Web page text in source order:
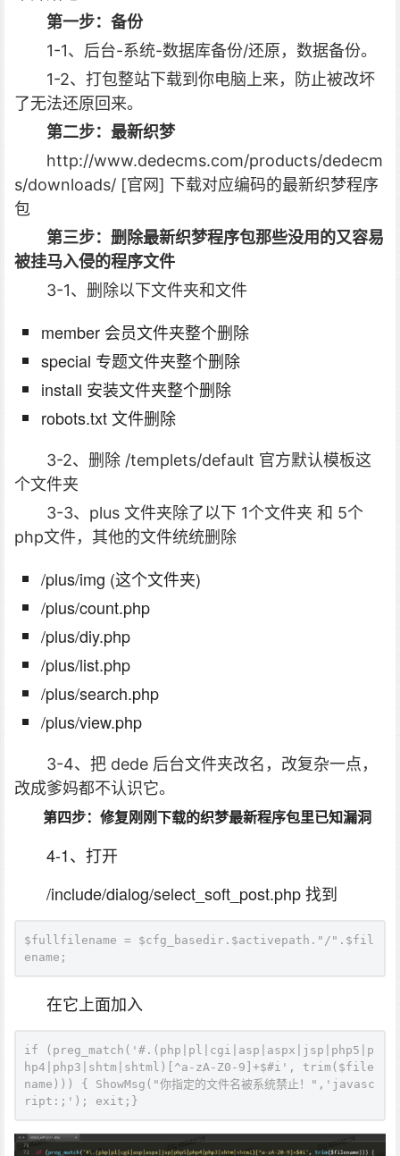
第一步：备份
1-1、后台-系统-数据库备份/还原，数据备份。
1-2、打包整站下载到你电脑上来，防止被改坏
了无法还原回来。
第二步：最新织梦
http://www.dedecms.com/products/dedecm
s/downloads/ [官网] 下载对应编码的最新织梦程序
包
第三步：删除最新织梦程序包那些没用的又容易
被挂马入侵的程序文件
3-1、删除以下文件夹和文件
member 会员文件夹整个删除
special 专题文件夹整个删除
install 安装文件夹整个删除
robots.txt 文件删除
3-2、删除 /templets/default 官方默认模板这
个文件夹
3-3、plus 文件夹除了以下 1个文件夹 和 5个
php文件，其他的文件统统删除
/plus/img (这个文件夹)
/plus/count.php
/plus/diy.php
/plus/list.php
/plus/search.php
/plus/view.php
3-4、把 dede 后台文件夹改名，改复杂一点，
改成爹妈都不认识它。
第四步：修复刚刚下载的织梦最新程序包里已知漏洞
4-1、打开
/include/dialog/select_soft_post.php 找到
$fullfilename = $cfg_basedir.$activepath."/".$fil
ename;
在它上面加入
if (preg_match('#.(php|pl|cgi|asp|aspx|jsp|php5|p
hp4|php3|shtm|shtml)[^a-zA-Z0-9]+$#i', trim($file
name))) { ShowMsg("你指定的文件名被系统禁止！",'javasc
ript:;'); exit;}